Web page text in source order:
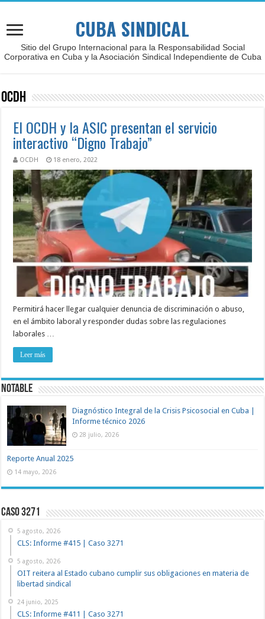
CUBA SINDICAL
Sitio del Grupo Internacional para la Responsabilidad Social
Corporativa en Cuba y la Asociación Sindical Independiente de Cuba
OCDH
El OCDH y la ASIC presentan el servicio
interactivo “Digno Trabajo”
OCDH 18 enero, 2022
Permitirá hacer llegar cualquier denuncia de discriminación o abuso,
en el ámbito laboral y responder dudas sobre las regulaciones
laborales …
Leer más
NOTABLE
Diagnóstico Integral de la Crisis Psicosocial en Cuba |
Informe técnico 2026
28 julio, 2026
Reporte Anual 2025
14 mayo, 2026
Caso 3271
5 agosto, 2026
CLS: Informe #415 | Caso 3271
5 agosto, 2026
OIT reitera al Estado cubano cumplir sus obligaciones en materia de
libertad sindical
24 junio, 2025
CLS: Informe #411 | Caso 3271